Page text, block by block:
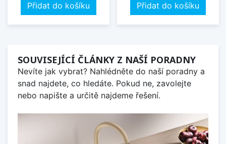
Přidat do košíku Přidat do košíku
SOUVISEJÍCÍ ČLÁNKY Z NAŠÍ PORADNY
Nevíte jak vybrat? Nahlédněte do naší poradny a
snad najdete, co hledáte. Pokud ne, zavolejte
nebo napište a určitě najdeme řešení.